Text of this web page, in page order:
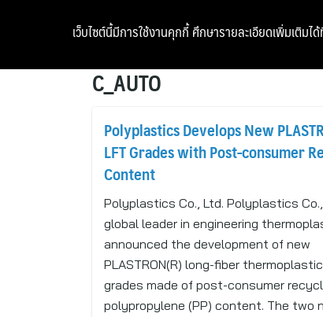
C_AUTO
Polyplastics Develops New
LFT Grades with Post-consumer
Content
Polyplastics Co., Ltd. Polyplastics
global leader in engineering
announced the development of new
PLASTRON(R) long-fiber
grades made of post-consumer
polypropylene (PP) content. The two
เว็บไซต์นี้มีการใช้งานคุกกี้ ศึกษารายละเอียดเพิ่มเติมได้